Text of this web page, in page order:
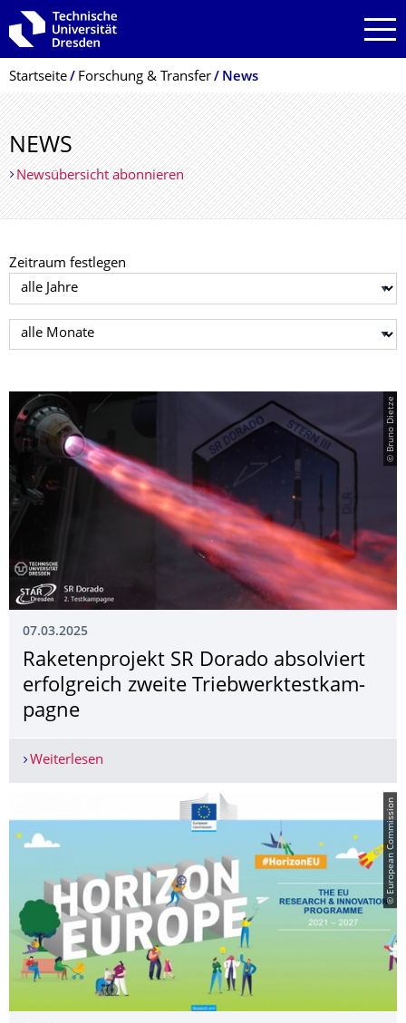
Zur Hauptnavigation springen
Zur Suche springen
Zum Inhalt springen
Breadcrumb-Menü
Startseite Forschung & Transfer News
NEWS
Newsübersicht abonnieren
Zeitraum festlegen
Jahr auswählen
Monat auswählen
© Bruno Dietze
07.03.2025
Raketenprojekt SR Dorado absolviert
erfolgreich zweite Triebwerktestkam­
pagne
Weiterlesen
© European Commission